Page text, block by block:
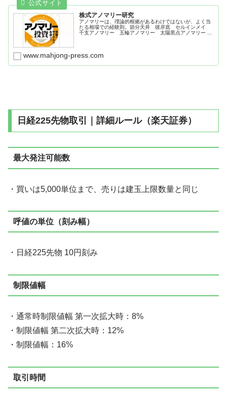
株式アノマリー研究
アノマリーは、理論的根拠があるわけではないが、よく当
たる相場での経験則。節分天井 彼岸底 セルインメイ
干支アノマリー 五輪アノマリー 太陽黒点アノマリー 米
www.mahjong-press.com
日経225先物取引｜詳細ルール（楽天証券）
最大発注可能数
・買いは5,000単位まで、売りは建玉上限数量と同じ
呼値の単位（刻み幅）
・日経225先物 10円刻み
制限値幅
・通常時制限値幅 第一次拡大時：8%
・制限値幅 第二次拡大時：12%
・制限値幅：16%
取引時間